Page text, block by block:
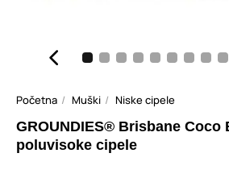
Početna Muški Niske cipele
GROUNDIES® Brisbane Coco
poluvisoke cipele